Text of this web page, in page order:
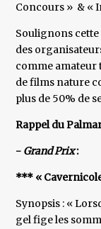
Concours » & «
Soulignons
des
comme amateur
de films nature
plus de 50% de
Rappel du
- Grand Prix:
*** «
Synopsis : «
gel fige les